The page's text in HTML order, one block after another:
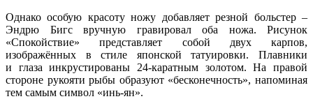
Однако особую красоту ножу добавляет резной больстер –
Эндрю Бигс вручную гравировал оба ножа. Рисунок
«Спокойствие» представляет собой двух карпов,
изображённых в стиле японской татуировки. Плавники
и глаза инкрустированы 24-каратным золотом. На правой
стороне рукояти рыбы образуют «бесконечность», напоминая
тем самым символ «инь-ян».